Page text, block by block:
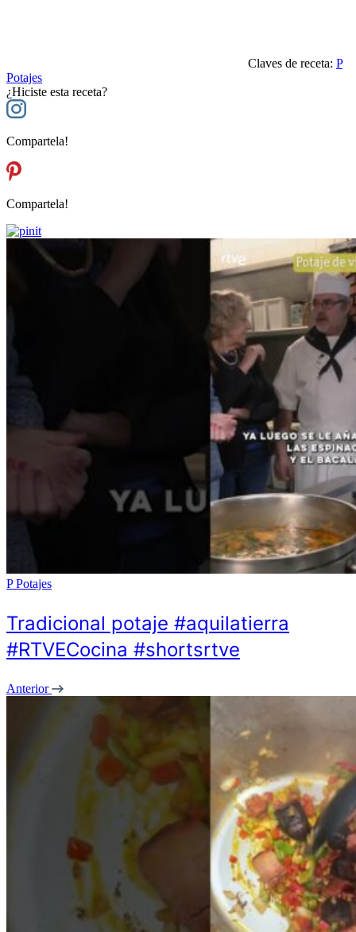
Claves de receta: P
Potajes
¿Hiciste esta receta?
Compartela!
Compartela!
P Potajes
Tradicional potaje #aquilatierra
#RTVECocina #shortsrtve
Anterior